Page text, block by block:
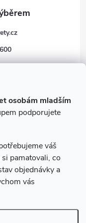
osobám mladším
podporujete
váš
pamatovali, co
objednávky a
vás
vyhrazena.